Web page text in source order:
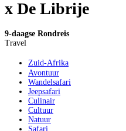
x De Librije
9-daagse Rondreis
Travel
Zuid-Afrika
Avontuur
Wandelsafari
Jeepsafari
Culinair
Cultuur
Natuur
Safari